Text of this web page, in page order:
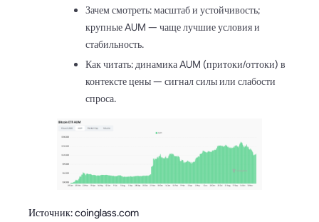
Зачем смотреть: масштаб и устойчивость;
крупные AUM — чаще лучшие условия и
стабильность.
Как читать: динамика AUM (притоки/оттоки) в
контексте цены — сигнал силы или слабости
спроса.
Источник: coinglass.com